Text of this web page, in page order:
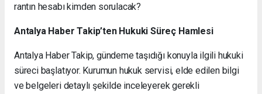
rantın hesabı kimden sorulacak?
Antalya Haber Takip’ten Hukuki Süreç Hamlesi
Antalya Haber Takip, gündeme taşıdığı konuyla ilgili hukuki
süreci başlatıyor. Kurumun hukuk servisi, elde edilen bilgi
ve belgeleri detaylı şekilde inceleyerek gerekli